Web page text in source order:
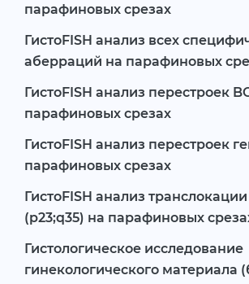
парафиновых срезах
ГистоFISH анализ всех
аберраций на парафиновых
ГистоFISH анализ перестроек
парафиновых срезах
ГистоFISH анализ перестроек
парафиновых срезах
ГистоFISH анализ
(p23;q35) на парафиновых
Гистологическое исследование
гинекологического материала